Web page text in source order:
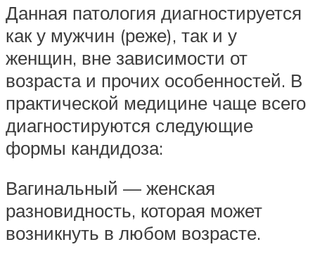
Данная патология диагностируется
как у мужчин (реже), так и у
женщин, вне зависимости от
возраста и прочих особенностей. В
практической медицине чаще всего
диагностируются следующие
формы кандидоза:
Вагинальный — женская
разновидность, которая может
возникнуть в любом возрасте.